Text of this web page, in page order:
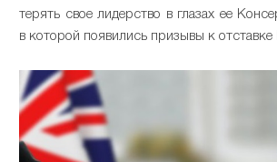
терять свое лидерство в глазах ее
в которой появились призывы к отставке